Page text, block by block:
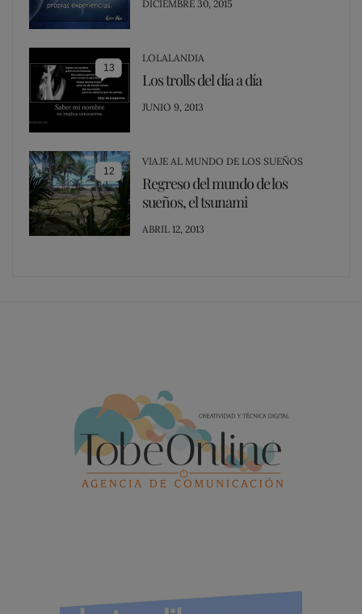
POSTED
DICIEMBRE 30, 2015
13
LOLALANDIA
Los trolls del día a día
POSTED
JUNIO 9, 2013
12
VIAJE AL MUNDO DE LOS SUEÑOS
Regreso del mundo de los
sueños, el tsunami
POSTED
ABRIL 12, 2013